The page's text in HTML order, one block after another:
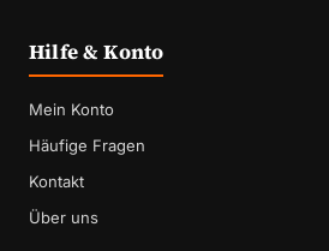
Hilfe & Konto
Mein Konto
Häufige Fragen
Kontakt
Über uns